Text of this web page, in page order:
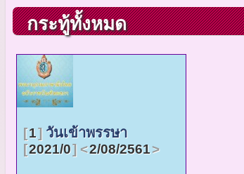
กระทู้ทั้งหมด
1 วันเข้าพรรษา
2021/0 2/08/2561